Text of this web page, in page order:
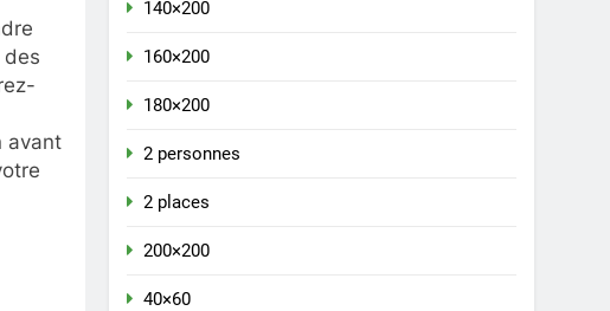
des
avant
140×200
160×200
180×200
2 personnes
2 places
200×200
40×60